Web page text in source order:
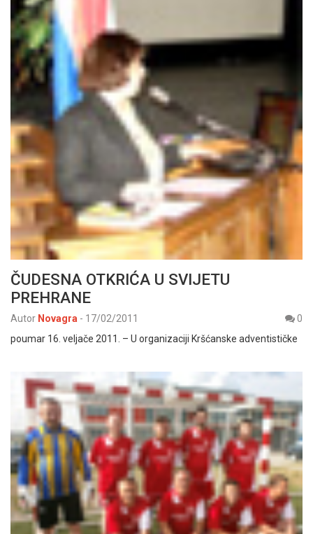
ČUDESNA OTKRIĆA U SVIJETU
PREHRANE
Autor Novagra - 17/02/2011
0
poumar 16. veljače 2011. – U organizaciji Kršćanske adventističke